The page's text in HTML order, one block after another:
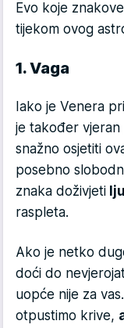
Evo koje
tijekom ovog
1. Vaga
Iako je Venera
je također
snažno osjetiti
posebno
znaka doživjeti
raspleta.
Ako je netko
doći do
uopće nije za
otpustimo krive,